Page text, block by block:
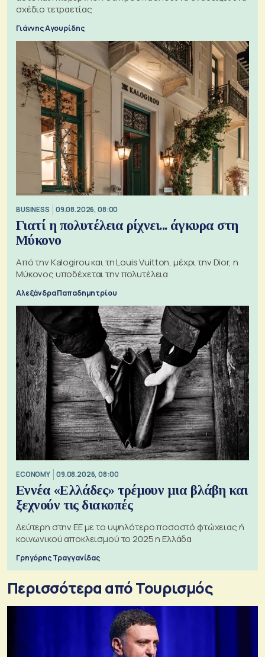
σχέδιο τετραετίας
Γιάννης Αγουρίδης
BUSINESS 09.08.2026, 08:00
Γιατί η πολυτέλεια ρίχνει... άγκυρα στη
Μύκονο
Από την Kalogirou και τη Louis Vuitton, μέχρι την Dior, η
Μύκονος υποδέχεται την πολυτέλεια
Αλεξάνδρα Παπαδημητρίου
ECONOMY 09.08.2026, 08:00
Εννέα «Ελλάδες» τρέμουν μια βλάβη και
ξεχνούν τις διακοπές
Δεύτερη στην ΕΕ με το υψηλότερο ποσοστό φτώχειας ή
κοινωνικού αποκλεισμού το 2025 η Ελλάδα
Γρηγόρης Τραγγανίδας
Περισσότερα από Τουρισμός